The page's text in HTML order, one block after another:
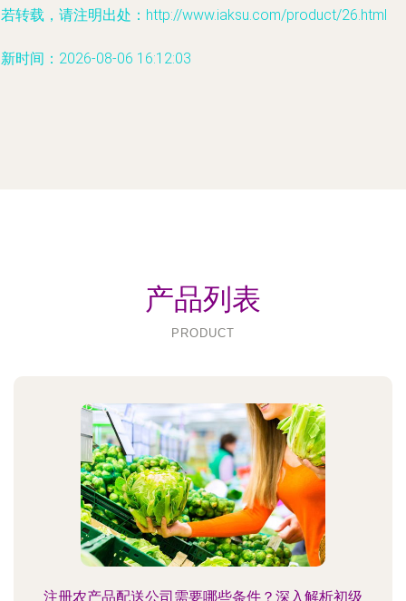
转载，请注明出处：http://www.iaksu.com/product/26.html
时间：2026-08-06 16:12:03
产品列表
PRODUCT
注册农产品配送公司需要哪些条件？深入解析初级